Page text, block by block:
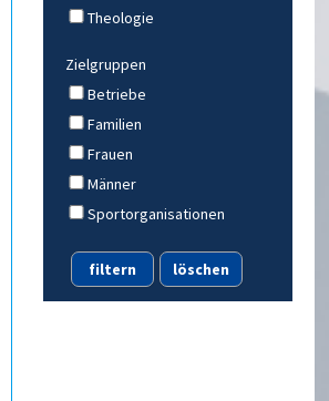
Theologie
Zielgruppen
Betriebe
Familien
Frauen
Männer
Sportorganisationen